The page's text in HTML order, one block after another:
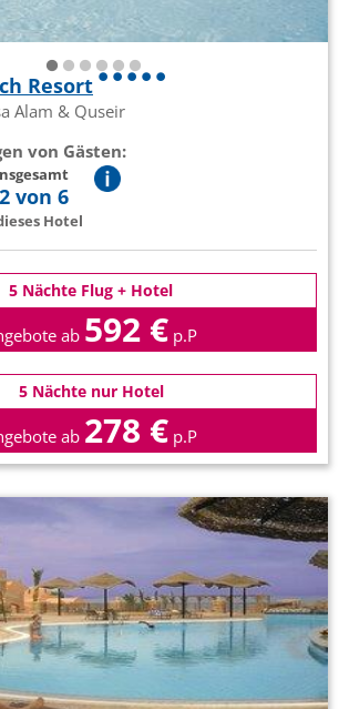
Resort
Alam & Quseir
von Gästen:
von 6
Hotel
5 Nächte Flug + Hotel
ab 592 € p.P
5 Nächte nur Hotel
ab 278 € p.P